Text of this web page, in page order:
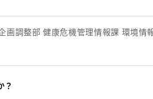
画調整部 健康危機管理情報課 環境情
？